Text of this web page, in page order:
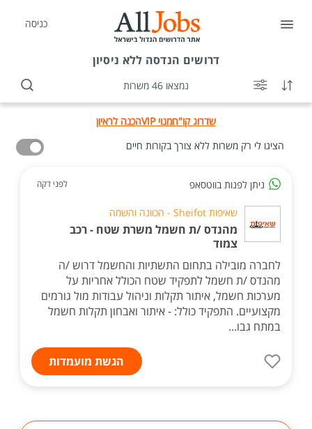
כניסה
דרושים הנדסה ללא ניסיון
נמצאו 46 משרות
שדרוג קו"חמנוי VIP
הכנה לראיון
הציגו לי רק משרות ללא צורך בקורות חיים
ניתן לפנות בווטסאפ לפני דקה
שאיפות Sheifot - הכוונה והשמה
מהנדס /ת חשמל משרת שטח - רכב
צמוד
לחברה מובילה בתחום התשתיות והחשמל דרוש /ה
מהנדס /ת חשמל לתפקיד שטח הכולל אחריות על
מערכות חשמל, איתור תקלות וניהול עבודות מול גורמים
מקצועיים. התפקיד כולל: - איתור ואבחון תקלות חשמל
במתח גבו...
הגשת מועמדות